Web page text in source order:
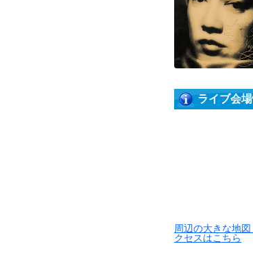
ライブ会
周辺の大きな地図
クセスはこちら